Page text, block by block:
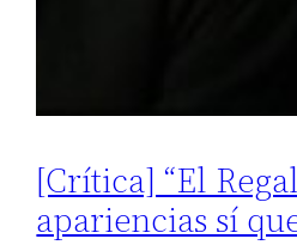
[Crítica] “El
apariencias sí